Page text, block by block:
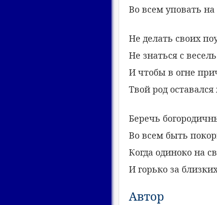
Во всем уповать
Не делать своих
Не знаться с
И чтобы в огне
Твой род
Беречь
Во всем быть
Когда одиноко на
И горько за
Автор